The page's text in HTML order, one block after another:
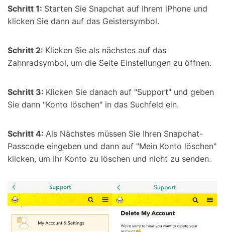
Schritt 1: Starten Sie Snapchat auf Ihrem iPhone und
klicken Sie dann auf das Geistersymbol.
Schritt 2: Klicken Sie als nächstes auf das
Zahnradsymbol, um die Seite Einstellungen zu öffnen.
Schritt 3: Klicken Sie danach auf "Support" und geben
Sie dann "Konto löschen" in das Suchfeld ein.
Schritt 4: Als Nächstes müssen Sie Ihren Snapchat-
Passcode eingeben und dann auf "Mein Konto löschen"
klicken, um Ihr Konto zu löschen und nicht zu senden.